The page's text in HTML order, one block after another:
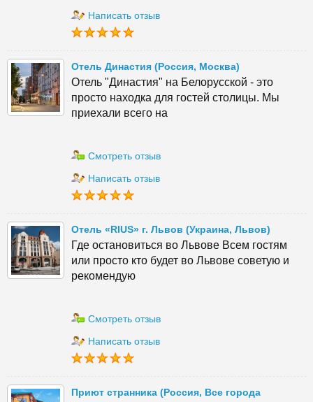
Написать отзыв
Отель Династия (Россия, Москва)
Отель "Династия" на Белорусской - это
просто находка для гостей столицы. Мы
приехали всего на
Смотреть отзыв
Написать отзыв
Отель «RIUS» г. Львов (Украина, Львов)
Где остановиться во Львове Всем гостям
или просто кто будет во Львове советую и
рекомендую
Смотреть отзыв
Написать отзыв
Приют странника (Россия, Все города